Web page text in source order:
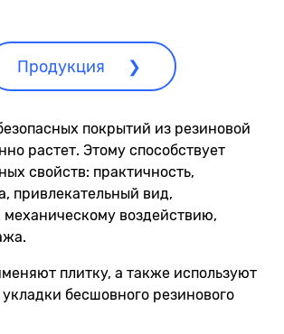
Продукция
покрытий из резиновой
растет. Этому способствует
свойств: практичность,
привлекательный вид,
механическому воздействию,
плитку, а также используют
бесшовного резинового